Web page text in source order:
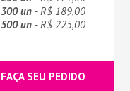
300 un- R$ 189,00
500 un- R$ 225,00
FAÇA SEU PEDIDO